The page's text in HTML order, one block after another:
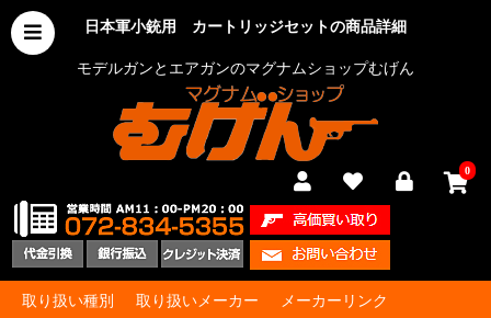
日本軍小銃用 カートリッジセットの商品詳細
モデルガンとエアガンのマグナムショップむげん
0
取り扱い種別 取り扱いメーカー メーカーリンク